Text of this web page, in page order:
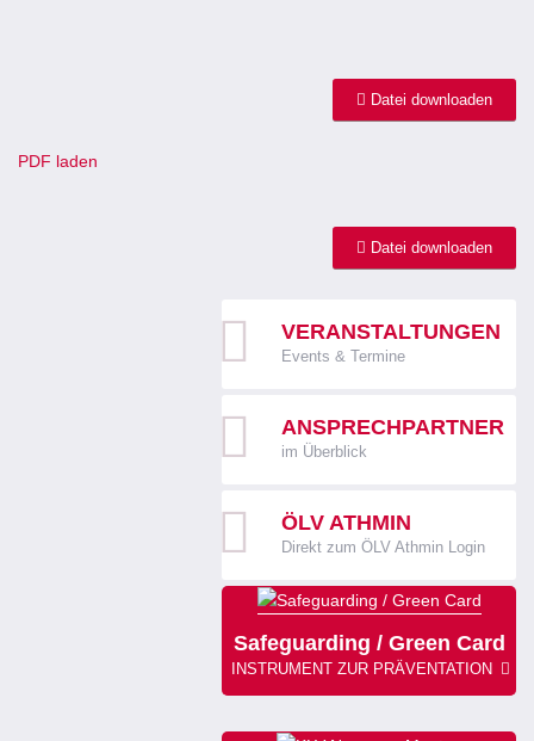
Datei downloaden
PDF laden
Datei downloaden
VERANSTALTUNGEN
Events & Termine
ANSPRECHPARTNER
im Überblick
ÖLV ATHMIN
Direkt zum ÖLV Athmin Login
Safeguarding / Green Card
INSTRUMENT ZUR PRÄVENTATION